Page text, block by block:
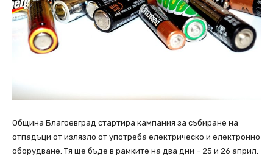
Община Благоевград стартира кампания за събиране на
отпадъци от излязло от употреба електрическо и електронно
оборудване. Тя ще бъде в рамките на два дни – 25 и 26 април.